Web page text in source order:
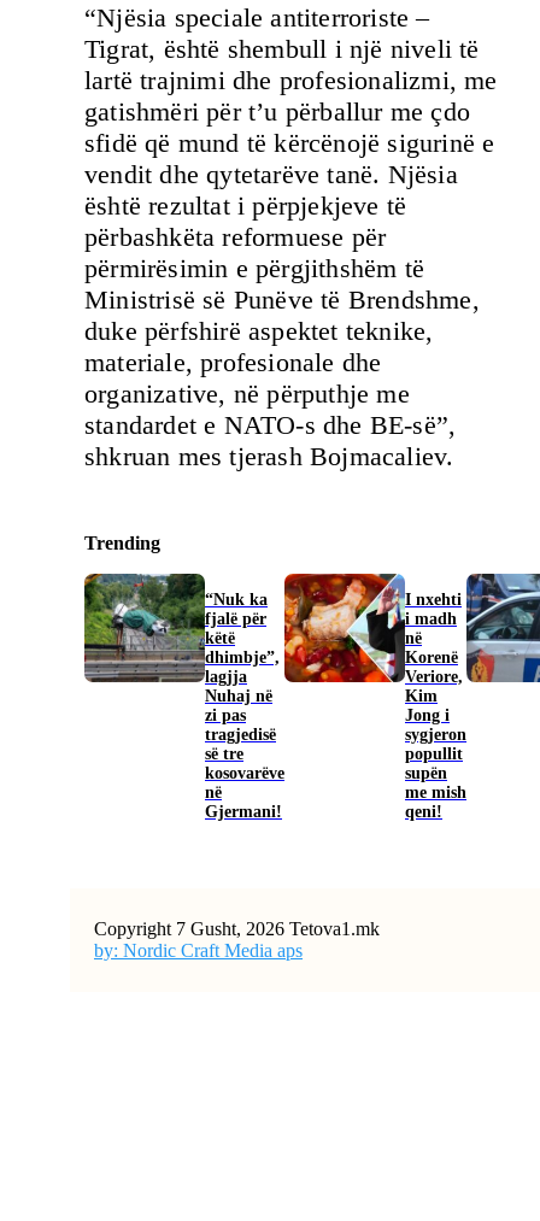
“Njësia speciale antiterroriste –
Tigrat, është shembull i një niveli të
lartë trajnimi dhe profesionalizmi, me
gatishmëri për t’u përballur me çdo
sfidë që mund të kërcënojë sigurinë e
vendit dhe qytetarëve tanë. Njësia
është rezultat i përpjekjeve të
përbashkëta reformuese për
përmirësimin e përgjithshëm të
Ministrisë së Punëve të Brendshme,
duke përfshirë aspektet teknike,
materiale, profesionale dhe
organizative, në përputhje me
standardet e NATO-s dhe BE-së”,
shkruan mes tjerash Bojmacaliev.
Trending
“Nuk ka
fjalë për
këtë
dhimbje”,
lagjja
Nuhaj në
zi pas
tragjedisë
së tre
kosovarëve
në
Gjermani!
I nxehti
i madh
në
Korenë
Veriore,
Kim
Jong i
sygjeron
popullit
supën
me mish
qeni!
Copyright 7 Gusht, 2026 Tetova1.mk
by: Nordic Craft Media aps